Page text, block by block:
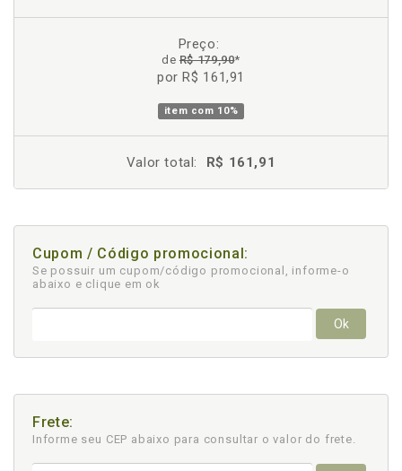
Preço:
deR$ 179,90*
por R$ 161,91
item com 10%
Valor total: R$ 161,91
Cupom / Código promocional:
Se possuir um cupom/código promocional, informe-o
abaixo e clique em ok
Ok
Frete:
Informe seu CEP abaixo para consultar o valor do frete.